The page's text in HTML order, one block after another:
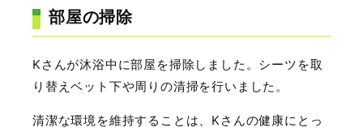
部屋の掃除
Kさんが沐浴中に部屋を掃除しました。シーツを取
り替えベット下や周りの清掃を行いました。
清潔な環境を維持することは、Kさんの健康にとっ